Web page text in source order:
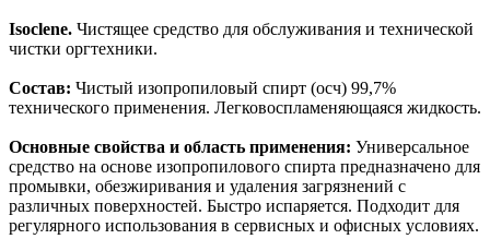
Isoclene. Чистящее средство для обслуживания и технической
чистки оргтехники.
Состав: Чистый изопропиловый спирт (осч) 99,7%
технического применения. Легковоспламеняющаяся жидкость.
Основные свойства и область применения: Универсальное
средство на основе изопропилового спирта предназначено для
промывки, обезжиривания и удаления загрязнений с
различных поверхностей. Быстро испаряется. Подходит для
регулярного использования в сервисных и офисных условиях.